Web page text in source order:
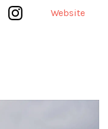
Website